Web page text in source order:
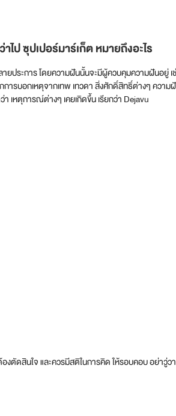
ไป ซุปเปอร์มาร์เก็ต หมายถึงอะไร
ยประการ โดยความฝันนั้นจะมีผู้ควบคุมความฝันอยู่
รบอกเหตุจากเทพ เทวดา สิ่งศักดิ์สิทธิ์ต่างๆ ควา
หตุการณ์ต่างๆ เคยเกิดขึ้น เรียกว่า Dejavu
ดสินใจ และควรมีสติในการคิด ให้รอบคอบ อย่าวู่